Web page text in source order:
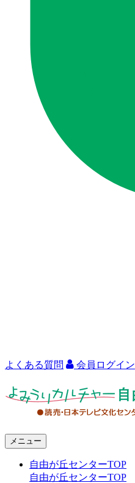
よくある質問 会員ログイン
メニュー
自由が丘センターTOP
自由が丘センターTOP